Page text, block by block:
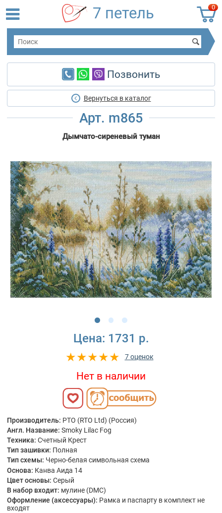
0
7 петель
Позвонить
Вернуться в каталог
Арт. m865
Дымчато-сиреневый туман
Цена: 1731 р.
7 оценок
Нет в наличии
Производитель: РТО (RTO Ltd) (Россия)
Англ. Название: Smoky Lilac Fog
Техника: Счетный Крест
Тип зашивки: Полная
Тип схемы: Черно-белая символьная схема
Основа: Канва Аида 14
Цвет основы: Серый
В набор входит: мулине (DMC)
Оформление (аксессуары): Рамка и паспарту в комплект не
входят